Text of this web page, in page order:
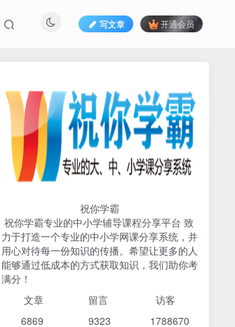
写文章 开通会员
725人已阅读
初中《中学教材全解》2025-2026七八九
TOP1
2026版《浙大优辅》数学公
式定理导引（小学+初中+高
中全套）PDF
3个月前 502人已阅读
TOP2
（分龄版/年龄阶段分类）
4个月前 489人已阅读
祝你学霸
祝你学霸专业的中小学辅导课程分享平台 致
力于打造一个专业的中小学网课分享系统，并
用心对待每一份知识的传播。希望让更多的人
能够通过低成本的方式获取知识，我们助你考
满分！
文章 留言 访客
6869 9323 1788670